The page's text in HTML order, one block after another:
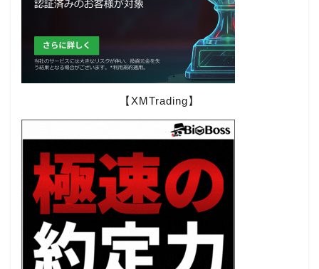
【XMTrading】